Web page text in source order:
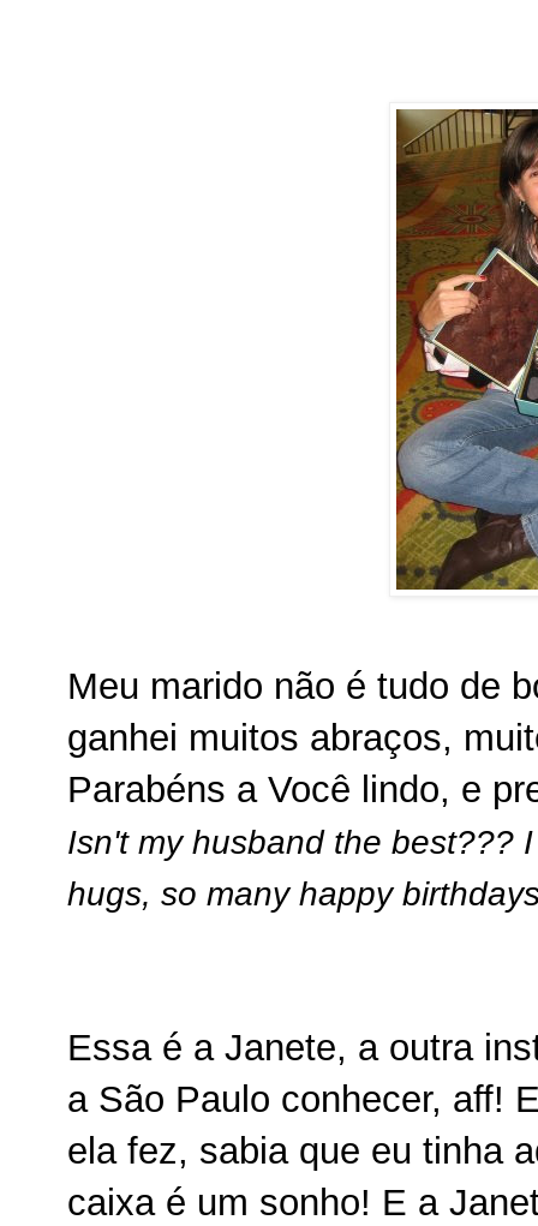
Meu marido não é tudo de
ganhei muitos abraços,
Parabéns a Você lindo, e
Isn't my husband the best???
hugs, so many happy
Essa é a Janete, a outra
a São Paulo conhecer, aff!
ela fez, sabia que eu tinha
caixa é um sonho! E a